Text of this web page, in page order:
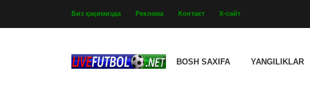
Биз ҳақимизда Реклама Контакт Х-сайт
BOSH SAXIFA YANGILIKLAR